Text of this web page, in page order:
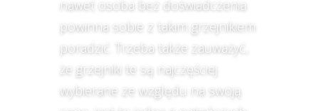
nawet osoba bez doświadczenia
powinna sobie z takim grzejnikiem
poradzić. Trzeba także zauważyć,
że grzejniki te są najczęściej
wybierane ze względu na swoją